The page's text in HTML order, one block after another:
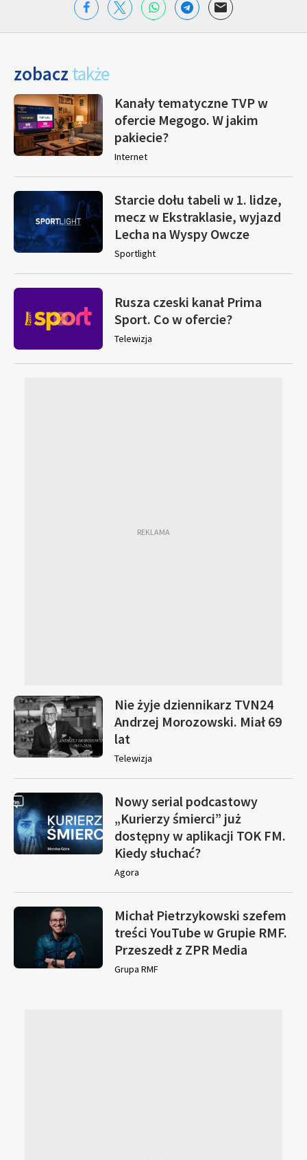
zobacz także
Kanały tematyczne TVP w
ofercie Megogo. W jakim
pakiecie?
Internet
Starcie dołu tabeli w 1. lidze,
mecz w Ekstraklasie, wyjazd
Lecha na Wyspy Owcze
Sportlight
Rusza czeski kanał Prima
Sport. Co w ofercie?
Telewizja
Nie żyje dziennikarz TVN24
Andrzej Morozowski. Miał 69
lat
Telewizja
Nowy serial podcastowy
„Kurierzy śmierci” już
dostępny w aplikacji TOK FM.
Kiedy słuchać?
Agora
Michał Pietrzykowski szefem
treści YouTube w Grupie RMF.
Przeszedł z ZPR Media
Grupa RMF